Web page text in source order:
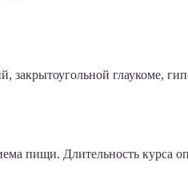
глаукоме,
пищи. Длительность курса